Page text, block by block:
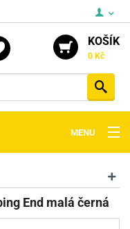
KOŠÍK
0 Kč
MENU
End malá černá